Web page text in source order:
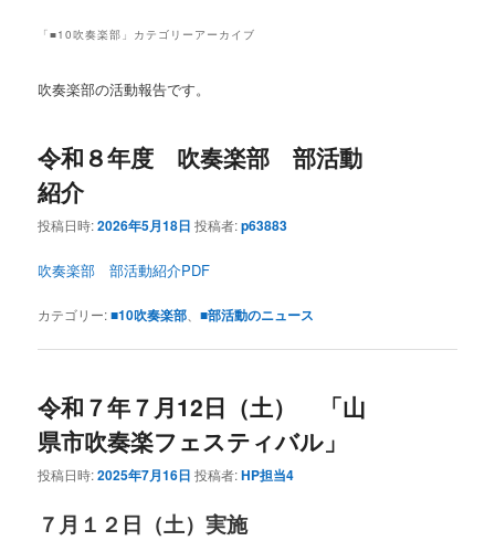
テ
ン
へ
移
動
ン
ツ
移
動
「■10吹奏楽部 」カテゴリーアーカイブ
吹奏楽部の活動報告です。
令和８年度 吹奏楽部 部活動
紹介
投稿日時:2026年5月18日 投稿者:p63883
吹奏楽部 部活動紹介PDF
カテゴリー:■10吹奏楽部、■部活動のニュース
令和７年７月12日（土） 「山
県市吹奏楽フェスティバル」
投稿日時:2025年7月16日 投稿者:HP担当4
７月１２日（土）実施